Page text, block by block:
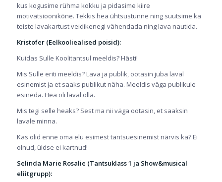
kus kogusime rühma kokku ja pidasime kiire
motivatsioonikõne. Tekkis hea ühtsustunne ning suutsime ka
teiste lavakartust veidikenegi vähendada ning lava nautida.
Kristofer (Eelkooliealised poisid):
Kuidas Sulle Koolitantsul meeldis? Hästi!
Mis Sulle eriti meeldis? Lava ja publik, ootasin juba laval
esinemist ja et saaks publikut näha. Meeldis väga publikule
esineda. Hea oli laval olla.
Mis tegi selle heaks? Sest ma nii väga ootasin, et saaksin
lavale minna.
Kas olid enne oma elu esimest tantsuesinemist närvis ka? Ei
olnud, üldse ei kartnud!
Selinda Marie Rosalie (Tantsuklass 1 ja Show&musical
eliitgrupp):